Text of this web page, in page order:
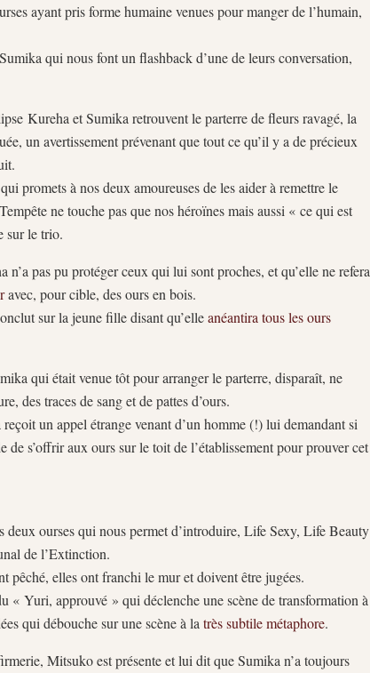
ayant pris forme humaine venues pour manger de l’humain,
qui nous font un flashback d’une de leurs conversation,
Kureha et Sumika retrouvent le parterre de fleurs ravagé, la
un avertissement prévenant que tout ce qu’il y a de précieux
promets à nos deux amoureuses de les aider à remettre le
ne touche pas que nos héroïnes mais aussi « ce qui est
sur le trio.
pas pu protéger ceux qui lui sont proches, et qu’elle ne refera
avec, pour cible, des ours en bois.
sur la jeune fille disant qu’elleanéantira tous les ours
qui était venue tôt pour arranger le parterre, disparaît, ne
des traces de sang et de pattes d’ours.
un appel étrange venant d’un homme (!) lui demandant si
de s’offrir aux ours sur le toit de l’établissement pour prouver cet
deux ourses qui nous permet d’introduire, Life Sexy, Life Beauty
de l’Extinction.
pêché, elles ont franchi le mur et doivent être jugées.
« Yuri, approuvé » qui déclenche une scène de transformation à
qui débouche sur une scène à la très subtile métaphore.
Mitsuko est présente et lui dit que Sumika n’a toujours